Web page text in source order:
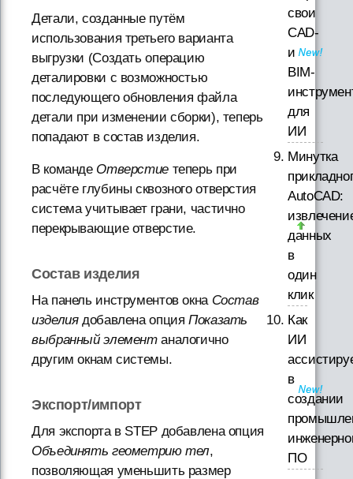
Детали, созданные путём
использования третьего варианта
выгрузки (Создать операцию
деталировки с возможностью
последующего обновления файла
детали при изменении сборки), теперь
попадают в состав изделия.
В команде Отверстиетеперь при
расчёте глубины сквозного отверстия
система учитывает грани, частично
перекрывающие отверстие.
Состав изделия
На панель инструментов окна Состав
изделиядобавлена опцияПоказать
выбранный элементаналогично
другим окнам системы.
Экспорт/импорт
Для экспорта в STEP добавлена опция
Объединять геометрию тел,
позволяющая уменьшить размер
свои
CAD-
и
BIM-
для
ИИ
Минутка
AutoCAD:
данных
в
один
клик
Как
ИИ
в
создании
ПО